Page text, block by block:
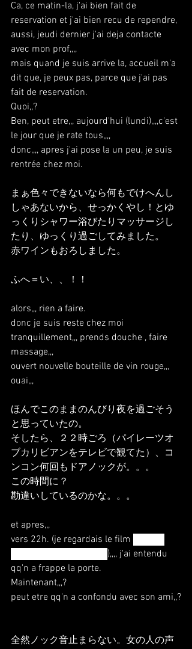
Ca, ce matin-la, j'ai bien fait de
reservation et j'ai bien recu de rependre,
aussi, jeudi dernier j'ai deja contacte
avec mon prof,,,,
mais quand je suis arrive la, accueil m'a
dit que, je peux pas, parce que j'ai pas
fait de reservation.
Quoi,,?
Ben, peut etre,,, aujourd'hui (lundi),,,,c'est
le jour que je rate tous,,,,
donc,,,, apres j'ai pose la un peu, je suis
rentrée chez moi.
まぁ色々できないなら何もでけへんし
しゃあないから、せっかくやし！とゆ
っくりシャワー浴びたりマッサージし
たり、ゆっくり過ごしてみました。
赤ワインもおろしました。
ふへ＝い、、！！
alors,,, rien a faire.
donc je suis reste chez moi
tranquillement,,, prends douche , faire
massage,,,
ouvert nouvelle bouteille de vin rouge,,,
ouai,,,
ほんでこのままのんびり夜を過ごそう
と思っていたの。
そしたら、２２時ごろ（パイレーツオ
ブカリビアンをテレビで観てた）、コ
ンコン何回もドアノックが。。。
この時間に？
勘違いしているのかな。。。
et apres,,,
vers 22h. (je regardais le film
),,,, j'ai entendu
qq'n a frappe la porte.
Maintenant,,,?
peut etre qq'n a confondu avec son ami,,?
全然ノック音止まらない。女の人の声